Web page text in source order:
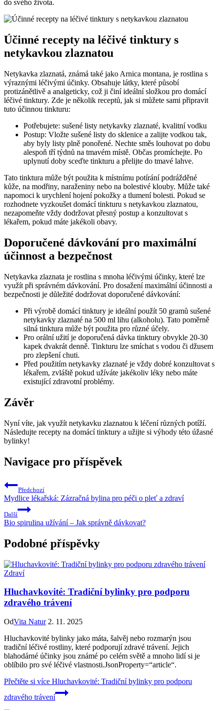
do ‌svého ‍života.
Účinné ‍recepty na léčivé tinktury s
netykavkou zlaznatou
Netykavka zlaznatá, ‌známá také jako Arnica montana, je rostlina s
výraznými‍ léčivými⁢ účinky.​ Obsahuje látky, které působí
protizánětlivě a⁣ analgeticky, což ji⁢ činí‌ ideální⁣ složkou pro ⁤domácí
léčivé ⁢tinktury. Zde je několik ​receptů, jak si můžete sami připravit
tuto účinnou tinkturu:
Potřebujete: sušené listy netykavky ⁣zlaznaté, kvalitní ‍vodku
Postup: Vložte⁢ sušené listy do sklenice a zalijte ⁢vodkou ‌tak,
aby byly listy plně ponořené. Nechte směs louhovat po dobu
alespoň tří‌ týdnů⁣ na tmavém​ místě. Občas promíchejte. ⁣Po
uplynutí doby‌ sceďte tinkturu ⁤a ⁢přelijte ⁤do ‌tmavé lahve.
Tato tinktura může ‍být⁤ použita k místnímu ⁣potírání podrážděné
⁣kůže,​ na modřiny, naraženiny nebo na ⁤bolestivé klouby. Může také‍
napomoci k urychlení⁤ hojení⁣ pokožky a tlumení ​bolesti. Pokud se
rozhodnete vyzkoušet⁢ domácí tinkturu ⁣s​ netykavkou zlaznatou,
nezapomeňte vždy dodržovat přesný ‌postup a konzultovat s
lékařem,⁤ pokud máte​ jakékoli obavy.
Doporučené dávkování pro maximální
účinnost‌ a ‍bezpečnost
Netykavka‍ zlaznata je ⁢rostlina s mnoha​ léčivými účinky, které lze
využít při správném dávkování. Pro dosažení maximální účinnosti⁤ a
bezpečnosti je důležité ⁤dodržovat ⁢doporučené dávkování:
Při výrobě domácí tinktury je⁢ ideální použít 50 gramů⁢ sušené
netykavky zlaznaté⁣ na ​500 ml​ lihu⁣ (alkoholu). Tato poměrně
silná tinktura ⁣může být použita pro různé účely.
Pro⁢ orální užití je doporučená ​dávka tinktury ‌obvykle 20-30
kapek ​dvakrát denně.⁢ Tinkturu lze smíchat s vodou či džusem
pro zlepšení ⁢chuti.
Před použitím netykavky zlaznaté⁣ je vždy dobré‌ konzultovat⁣ s
lékařem, zvláště⁢ pokud‌ užíváte jakékoliv léky nebo máte
⁢existující zdravotní problémy.
Závěr
Nyní víte, jak využít netykavku ‍zlaznatou k léčení různých potíží.
‍Následujte recepty na domácí tinktury a užijte si výhody této úžasné
bylinky!
Navigace pro příspěvek
Předchozí
Mydlice lékařská: Zázračná bylina pro péči o pleť a zdraví
Další
Bio spirulina užívání – Jak správně dávkovat?
Podobné příspěvky
Zdraví
Hluchavkovité: Tradiční bylinky pro podporu
zdravého trávení
OdVita Natur 2. 11. 2025
Hluchavkovité bylinky jako máta, šalvěj nebo rozmarýn jsou
tradiční léčivé rostliny, které podporují zdravé trávení. Jejich
blahodárné účinky jsou známé po celém světě a mnoho lidí si je
oblíbilo pro své léčivé vlastnosti.JsonProperty=“article“.
Přečtěte si více Hluchavkovité: Tradiční bylinky pro podporu
zdravého trávení